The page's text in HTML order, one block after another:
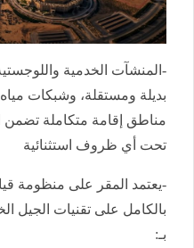
-المنشآت الخدمية
بديلة ومستقلة، وشبكات
مناطق إقامة متكاملة تضمن
تحت أي ظروف استثنائية
-يعتمد المقر على منظومة
بالكامل على تقنيات الجيل
بـ: